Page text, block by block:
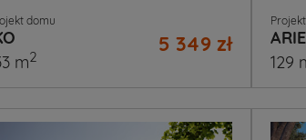
domu
5 349 zł
m2 129